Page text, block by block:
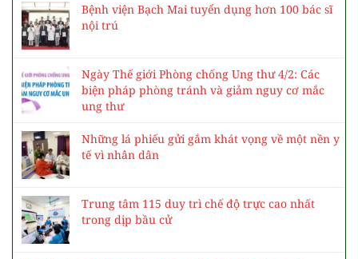
Bệnh viện Bạch Mai tuyển dụng hơn 100 bác sĩ
nội trú
Ngày Thế giới Phòng chống Ung thư 4/2: Các
biện pháp phòng tránh và giảm nguy cơ mắc
ung thư
Những lá phiếu gửi gắm khát vọng về một nền y
tế vì nhân dân
Trung tâm 115 duy trì chế độ trực cao nhất
trong dịp bầu cử